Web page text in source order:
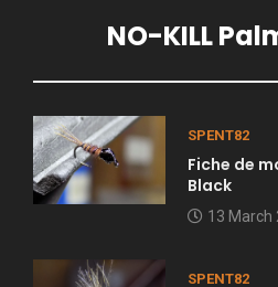
NO-KILL
SPENT82
Fiche de
Black
13 March
SPENT82